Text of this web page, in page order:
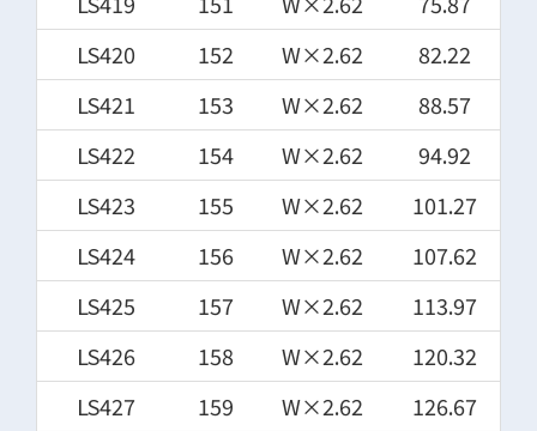
LS420
152 W×2.62
82.22
LS421
153 W×2.62
88.57
LS422
154 W×2.62
94.92
LS423
155 W×2.62
101.27
LS424
156 W×2.62
107.62
LS425
157 W×2.62
113.97
LS426
158 W×2.62
120.32
LS427
159 W×2.62
126.67